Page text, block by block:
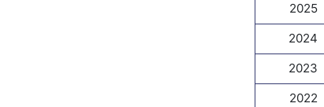
2025
2024
2023
2022